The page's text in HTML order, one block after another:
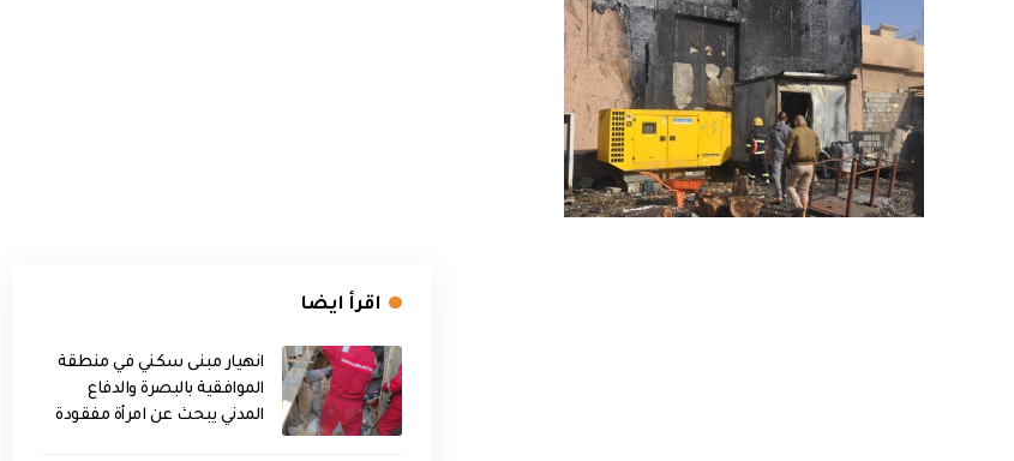
اقرأ ايضا
انهيار مبنى سكني في منطقة
الموافقية بالبصرة والدفاع
المدني يبحث عن امرأة مفقودة